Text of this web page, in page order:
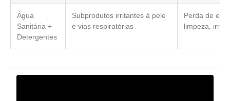
Água
Sanitária +
Detergentes
Subprodutos irritantes à pele
e vias respiratórias
Perda de
limpeza,